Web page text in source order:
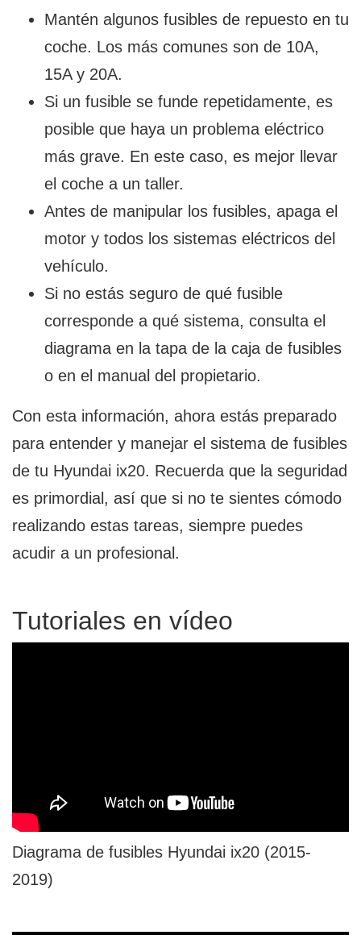
Mantén algunos fusibles de repuesto en tu
coche. Los más comunes son de 10A,
15A y 20A.
Si un fusible se funde repetidamente, es
posible que haya un problema eléctrico
más grave. En este caso, es mejor llevar
el coche a un taller.
Antes de manipular los fusibles, apaga el
motor y todos los sistemas eléctricos del
vehículo.
Si no estás seguro de qué fusible
corresponde a qué sistema, consulta el
diagrama en la tapa de la caja de fusibles
o en el manual del propietario.
Con esta información, ahora estás preparado
para entender y manejar el sistema de fusibles
de tu Hyundai ix20. Recuerda que la seguridad
es primordial, así que si no te sientes cómodo
realizando estas tareas, siempre puedes
acudir a un profesional.
Tutoriales en vídeo
Diagrama de fusibles Hyundai ix20 (2015-
2019)